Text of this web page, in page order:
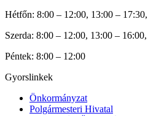
Hétfőn: 8:00 – 12:00, 13:00 – 17:30,
Szerda: 8:00 – 12:00, 13:00 – 16:00,
Péntek: 8:00 – 12:00
Gyorslinkek
Önkormányzat
Polgármesteri Hivatal